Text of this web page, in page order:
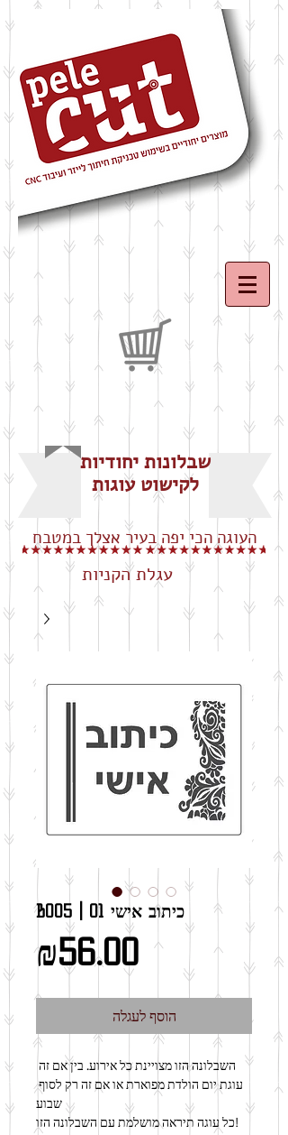
שבלונות יחודיות
לקישוט עוגות
העוגה הכי יפה בעיר אצלך במטבח
עגלת הקניות
B005 | כיתוב אישי 01
₪56.00מחיר
הוסף לעגלה
עוגת יום הולדת מפוארת או אם זה רק לסוף
שבוע
כל עוגה תיראה מושלמת עם השבלונה הזו!